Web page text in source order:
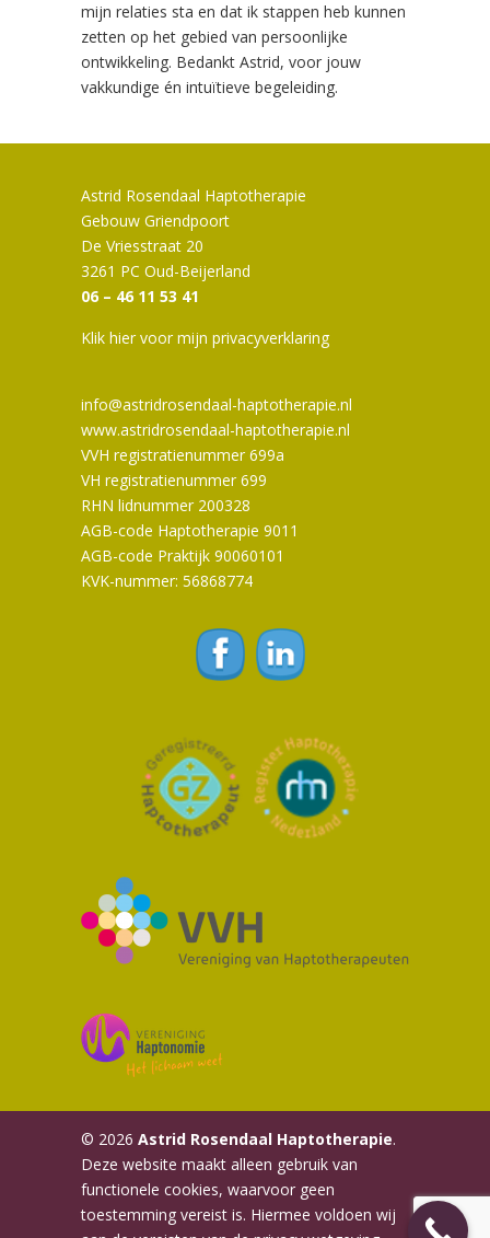
mijn relaties sta en dat ik stappen heb kunnen
zetten op het gebied van persoonlijke
ontwikkeling. Bedankt Astrid, voor jouw
vakkundige én intuïtieve begeleiding.
Astrid Rosendaal Haptotherapie
Gebouw Griendpoort
De Vriesstraat 20
3261 PC Oud-Beijerland
06 – 46 11 53 41
Klik hier voor mijn privacyverklaring
info@astridrosendaal-haptotherapie.nl
www.astridrosendaal-haptotherapie.nl
VVH registratienummer 699a
VH registratienummer 699
RHN lidnummer 200328
AGB-code Haptotherapie 9011
AGB-code Praktijk 90060101
KVK-nummer: 56868774
© 2026 Astrid Rosendaal Haptotherapie.
Deze website maakt alleen gebruik van
functionele cookies, waarvoor geen
toestemming vereist is. Hiermee voldoen wij